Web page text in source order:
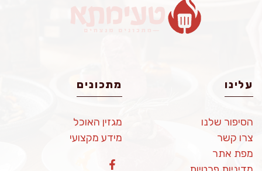
עלינו
הסיפור שלנו
צרו קשר
מפת אתר
מתכונים
מגזין האוכל
מידע מקצועי